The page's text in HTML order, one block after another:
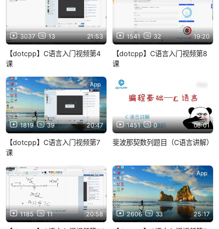
3037 13 21:53
【dotcpp】C语言入门视频第4
课
1541 32 19:20
【dotcpp】C语言入门视频第8
课
1819 39 20:47
App
【dotcpp】C语言入门视频第7
课
1451 0 08:01
App
斐波那契数列题目（C语言讲解）
1185 11 20:58
App
2606 33 25:17
App